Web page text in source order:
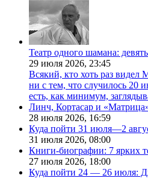
Театр одного шамана:
29 июля 2026, 23:45
Всякий, кто хоть раз видел
ни с тем, что случилось 20
есть, как минимум,
Линч, Кортасар и
28 июля 2026, 16:59
Куда пойти 31 июля—2
31 июля 2026, 08:00
Книги-биографии: 7 ярких
27 июля 2026, 18:00
Куда пойти 24 — 26 июля: